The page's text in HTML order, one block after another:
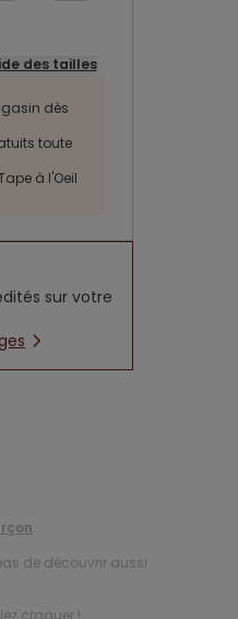
des tailles
dès
toute
à l'Oeil
sur votre
.
de découvrir aussi
craquer !